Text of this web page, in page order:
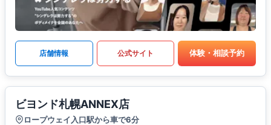
店舗情報 公式サイト 体験・相談予約
ビヨンド札幌ANNEX店
ロープウェイ入口駅から車で6分